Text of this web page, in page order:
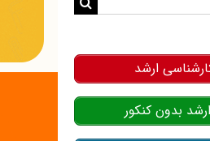
ارشد
بدون کنکور